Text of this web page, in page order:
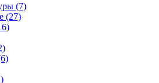
(7)
(27)